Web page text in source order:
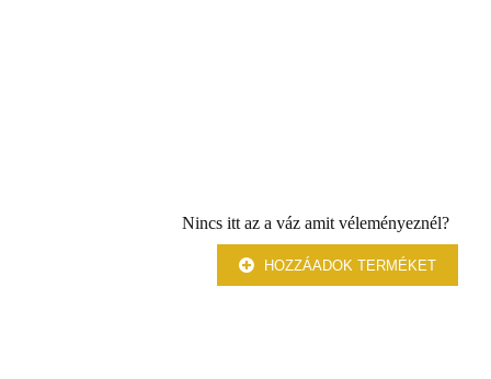
Nincs itt az a váz amit véleményeznél?
HOZZÁADOK TERMÉKET